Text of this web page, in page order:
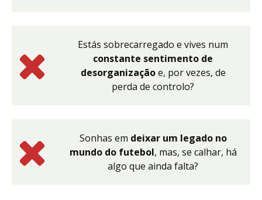
Estás sobrecarregado e vives num
constante sentimento de
desorganizaçãoe, por vezes, de
perda de controlo?
Sonhas em deixar um legado no
mundo do futebol, mas, se calhar, há
algo que ainda falta?